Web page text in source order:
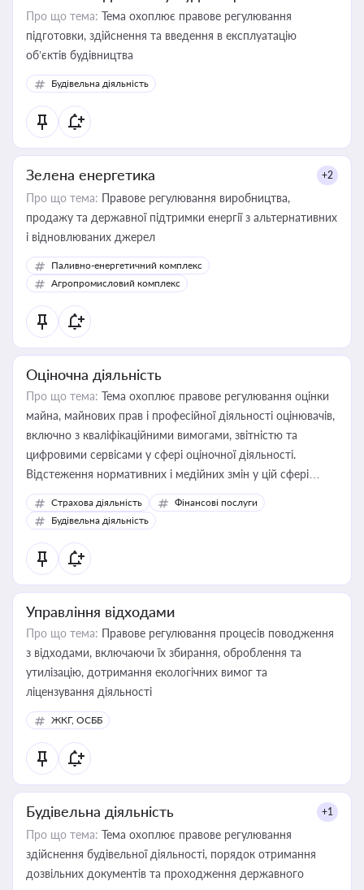
Про що тема: Тема охоплює правове регулювання
підготовки, здійснення та введення в експлуатацію
об’єктів будівництва
Будівельна діяльність
Зелена енергетика +2
Про що тема: Правове регулювання виробництва,
продажу та державної підтримки енергії з альтернативних
і відновлюваних джерел
Паливно-енергетичний комплекс
Агропромисловий комплекс
Оціночна діяльність
Про що тема: Тема охоплює правове регулювання оцінки
майна, майнових прав і професійної діяльності оцінювачів,
включно з кваліфікаційними вимогами, звітністю та
цифровими сервісами у сфері оціночної діяльності.
Відстеження нормативних і медійних змін у цій сфері
корисне для власника бізнесу, керівника, юриста або
бухгалтера під час оподаткування, приватизації, оренди
державного майна, корпоративних угод і перевірки
статусу суб'єктів оціночної діяльності
Страхова діяльність
Фінансові послуги
Будівельна діяльність
Управління відходами
Про що тема: Правове регулювання процесів поводження
з відходами, включаючи їх збирання, оброблення та
утилізацію, дотримання екологічних вимог та
ліцензування діяльності
ЖКГ, ОСББ
Будівельна діяльність +1
Про що тема: Тема охоплює правове регулювання
здійснення будівельної діяльності, порядок отримання
дозвільних документів та проходження державного